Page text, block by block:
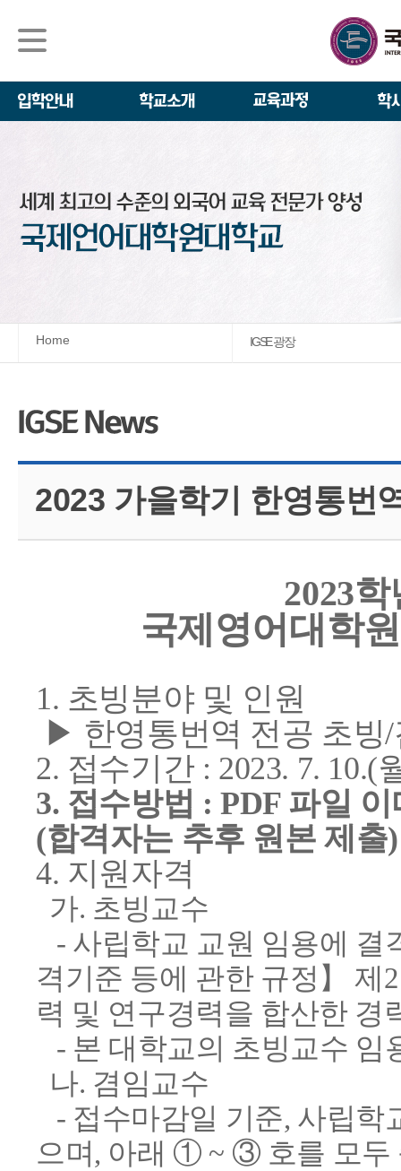
Home IGSE 광장
2023 가을학기 한영통번
2023
국제영어대학
1. 초빙분야 및 인원
▶ 한영통번역 전공 초빙
2. 접수기간 : 2023. 7. 10.(
3. 접수방법 : PDF 파일
(합격자는 추후 원본 제출)
4. 지원자격
가. 초빙교수
- 사립학교 교원 임용에 결
격기준 등에 관한 규정】 제
력 및 연구경력을 합산한 경
- 본 대학교의 초빙교수 임
나. 겸임교수
- 접수마감일 기준, 사립학
으며, 아래 ① ~ ③ 호를 모